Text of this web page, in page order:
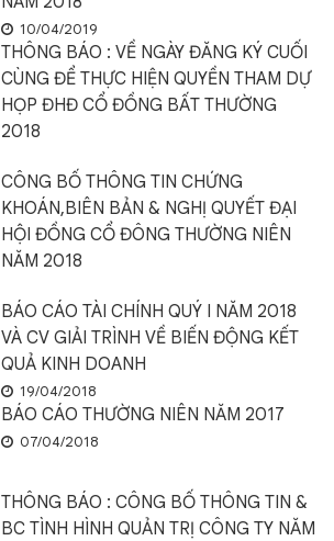
10/04/2019
THÔNG BÁO : VỀ NGÀY ĐĂNG KÝ CUỐI
CÙNG ĐỂ THỰC HIỆN QUYỀN THAM DỰ
HỌP ĐHĐ CỔ ĐỒNG BẤT THƯỜNG
2018
CÔNG BỐ THÔNG TIN CHỨNG
KHOÁN,BIÊN BẢN & NGHỊ QUYẾT ĐẠI
HỘI ĐỒNG CỔ ĐÔNG THƯỜNG NIÊN
NĂM 2018
BÁO CÁO TÀI CHÍNH QUÝ I NĂM 2018
VÀ CV GIẢI TRÌNH VỀ BIẾN ĐỘNG KẾT
QUẢ KINH DOANH
19/04/2018
BÁO CÁO THƯỜNG NIÊN NĂM 2017
07/04/2018
THÔNG BÁO : CÔNG BỐ THÔNG TIN &
BC TÌNH HÌNH QUẢN TRỊ CÔNG TY NĂM